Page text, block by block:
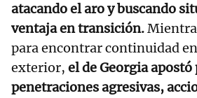
atacando el aro y buscando
ventaja en transición.
para encontrar continuidad
exterior, el de Georgia apostó
penetraciones agresivas,